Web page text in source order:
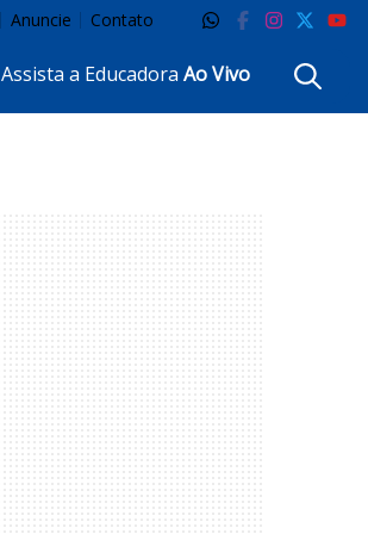
Anuncie Contato
Assista a EducadoraAo Vivo